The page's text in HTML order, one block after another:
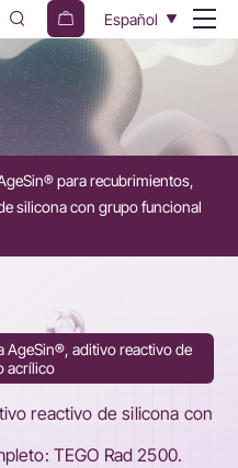
Español
para recubrimientos,
silicona con grupo funcional
AgeSin®, aditivo reactivo de
acrílico
reactivo de silicona con
TEGO Rad 2500.